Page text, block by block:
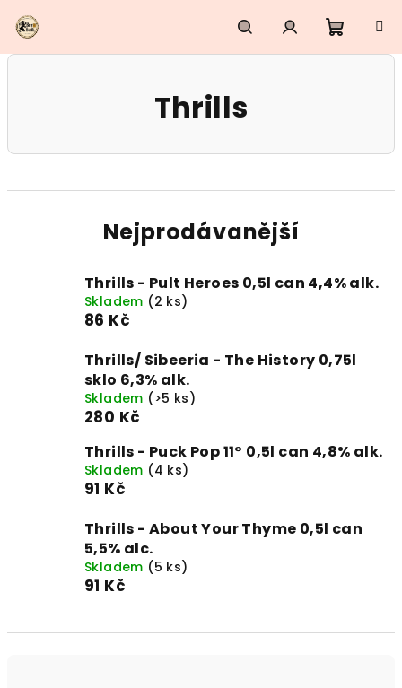
na
obsah
HledatPřihlášení
Thrills
Nejprodávanější
Thrills - Pult Heroes 0,5l can 4,4% alk.
Skladem (2 ks)
86 Kč
Thrills/ Sibeeria - The History 0,75l
sklo 6,3% alk.
Skladem (>5 ks)
280 Kč
Thrills - Puck Pop 11° 0,5l can 4,8% alk.
Skladem (4 ks)
91 Kč
Thrills - About Your Thyme 0,5l can
5,5% alc.
Skladem (5 ks)
91 Kč